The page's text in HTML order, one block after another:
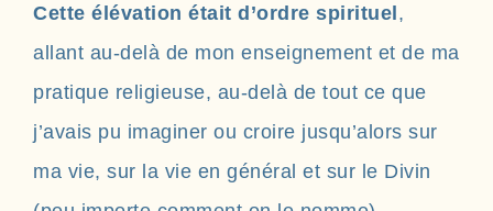
Cette élévation était d’ordre spirituel,
allant au-delà de mon enseignement et de ma
pratique religieuse, au-delà de tout ce que
j’avais pu imaginer ou croire jusqu’alors sur
ma vie, sur la vie en général et sur le Divin